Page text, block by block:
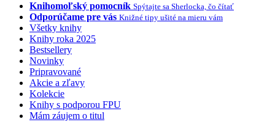
Knihomoľský pomocník Spýtajte sa Sherlocka, čo čítať
Odporúčame pre vás Knižné tipy ušité na mieru vám
Všetky knihy
Knihy roka 2025
Bestsellery
Novinky
Pripravované
Akcie a zľavy
Kolekcie
Knihy s podporou FPU
Mám záujem o titul